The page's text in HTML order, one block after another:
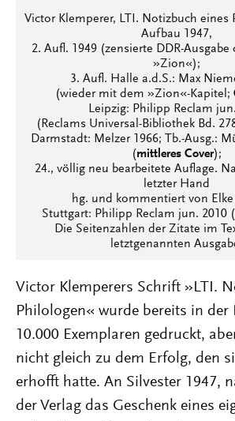
Victor Klemperer, LTI. Notizbuch eines
Aufbau 1947,
2. Aufl. 1949 (zensierte DDR-Ausgabe
»Zion«);
3. Aufl. Halle a.d.S.: Max
(wieder mit dem »Zion«-Kapitel;
Leipzig: Philipp Reclam
(Reclams Universal-Bibliothek Bd.
Darmstadt: Melzer 1966; Tb.-Ausg.:
(mittleres Cover);
24., völlig neu bearbeitete Auflage.
letzter Hand
hg. und kommentiert von
Stuttgart: Philipp Reclam jun. 2010 (
Die Seitenzahlen der Zitate im
letztgenannten
Victor Klemperers Schrift »LTI.
Philologen« wurde bereits in der
10.000 Exemplaren gedruckt,
nicht gleich zu dem Erfolg, den
erhofft hatte. An Silvester 1947,
der Verlag das Geschenk eines